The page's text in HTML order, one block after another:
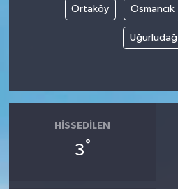
Ortaköy Osmancık
Uğurludağ
HISSEDILEN
3°